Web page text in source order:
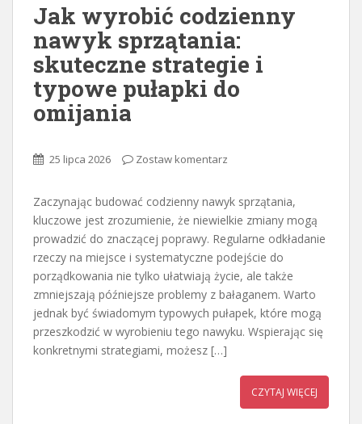
Jak wyrobić codzienny
nawyk sprzątania:
skuteczne strategie i
typowe pułapki do
omijania
25 lipca 2026 Zostaw komentarz
Zaczynając budować codzienny nawyk sprzątania,
kluczowe jest zrozumienie, że niewielkie zmiany mogą
prowadzić do znaczącej poprawy. Regularne odkładanie
rzeczy na miejsce i systematyczne podejście do
porządkowania nie tylko ułatwiają życie, ale także
zmniejszają późniejsze problemy z bałaganem. Warto
jednak być świadomym typowych pułapek, które mogą
przeszkodzić w wyrobieniu tego nawyku. Wspierając się
konkretnymi strategiami, możesz […]
CZYTAJ WIĘCEJ